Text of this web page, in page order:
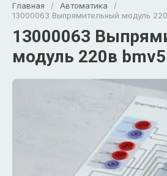
Главная / Автоматика
/
13000063 Выпрямительный модуль
13000063
модуль 220в